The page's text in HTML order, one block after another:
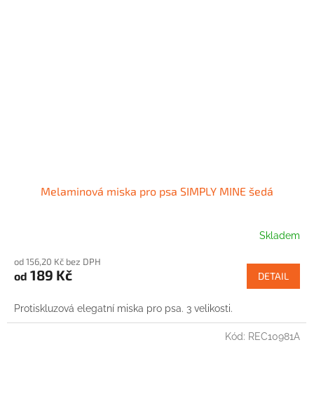
Melaminová miska pro psa SIMPLY MINE šedá
Skladem
od 156,20 Kč bez DPH
od 189 Kč DETAIL
Protiskluzová elegatní miska pro psa. 3 velikosti.
Kód: REC10981A